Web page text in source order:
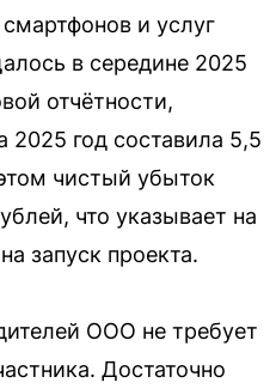
и услуг
в середине 2025
отчётности,
2025 год составила 5,5
чистый убыток
что указывает на
запуск проекта.
ООО не требует
Достаточно